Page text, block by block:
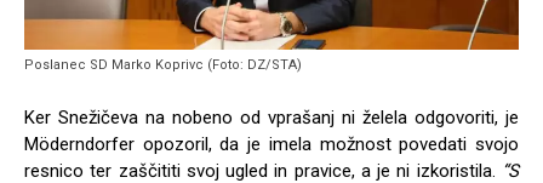
Poslanec SD Marko Koprivc (Foto: DZ/STA)
Ker Snežičeva na nobeno od vprašanj ni želela odgovoriti, je
Möderndorfer opozoril, da je imela možnost povedati svojo
resnico ter zaščititi svoj ugled in pravice, a je ni izkoristila. “S